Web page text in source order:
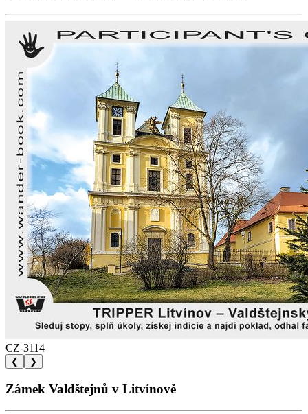
CZ-3114
❮ ❯
Zámek Valdštejnů v Litvínově